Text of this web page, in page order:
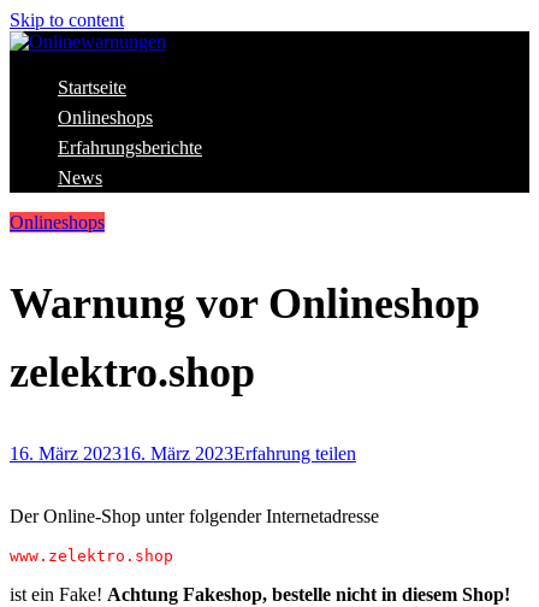
Skip to content
Onlinewarnungen
Aktuelle Warnungen vor Gefahren im Internet
Startseite
Onlineshops
Erfahrungsberichte
News
Onlineshops
Warnung vor Onlineshop
zelektro.shop
16. März 202316. März 2023Erfahrung teilen
Der Online-Shop unter folgender Internetadresse
www.zelektro.shop
ist ein Fake! Achtung Fakeshop, bestelle nicht in diesem Shop!